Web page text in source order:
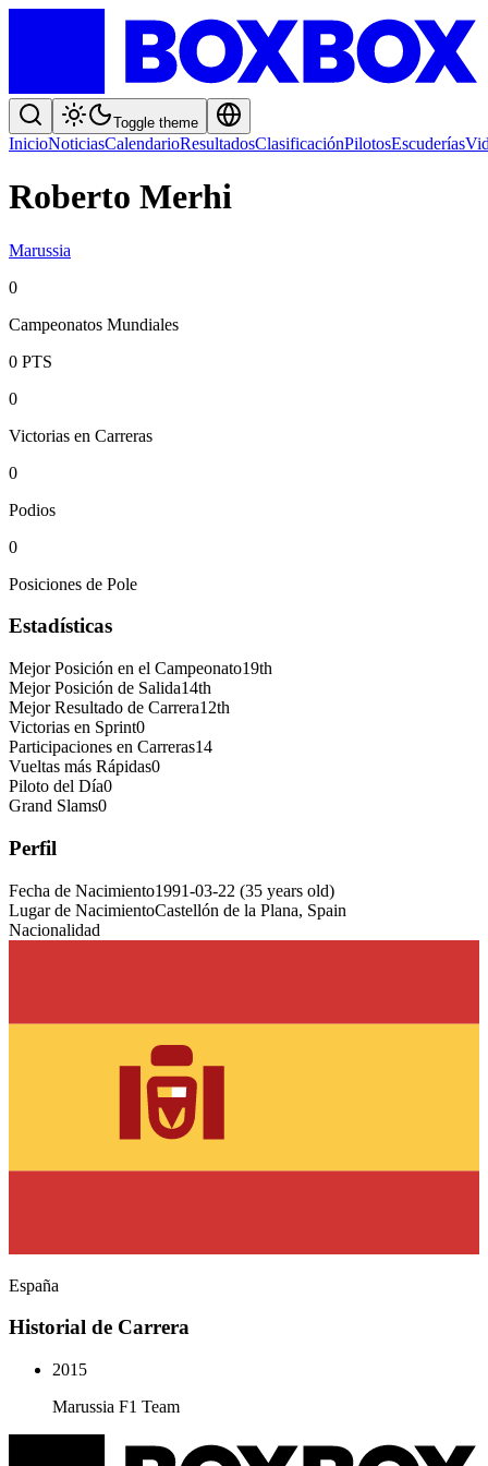
Toggle theme
InicioNoticiasCalendarioResultadosClasificaciónPilotosEscuderías
Roberto Merhi
Marussia
0
Campeonatos Mundiales
0 PTS
0
Victorias en Carreras
0
Podios
0
Posiciones de Pole
Estadísticas
Mejor Posición en el Campeonato19th
Mejor Posición de Salida14th
Mejor Resultado de Carrera12th
Victorias en Sprint0
Participaciones en Carreras14
Vueltas más Rápidas0
Piloto del Día0
Grand Slams0
Perfil
Fecha de Nacimiento1991-03-22 (35 years old)
Lugar de NacimientoCastellón de la Plana, Spain
Nacionalidad
España
Historial de Carrera
2015
Marussia F1 Team